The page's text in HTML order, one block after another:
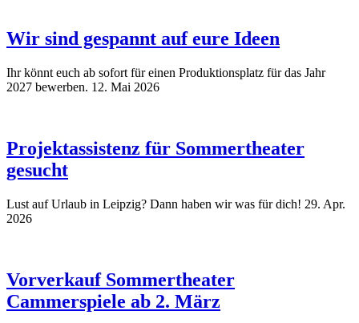
Wir sind gespannt auf eure Ideen
Ihr könnt euch ab sofort für einen Produktionsplatz für das Jahr
2027 bewerben. 12. Mai 2026
Projektassistenz für Sommertheater
gesucht
Lust auf Urlaub in Leipzig? Dann haben wir was für dich! 29. Apr.
2026
Vorverkauf Sommertheater
Cammerspiele ab 2. März